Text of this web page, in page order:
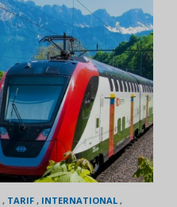
, TARIF , INTERNATIONAL ,